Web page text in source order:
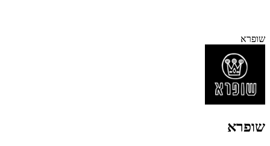
שופרא
שופרא